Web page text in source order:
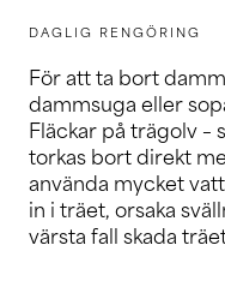
DAGLIG RENGÖRING
För att ta bort
dammsuga eller
Fläckar på trägolv –
torkas bort direkt
använda mycket
in i träet, orsaka
värsta fall skada